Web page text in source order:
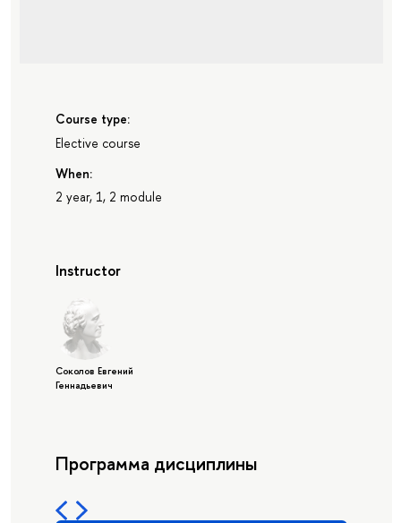
Course type:
Elective course
When:
2 year, 1, 2 module
Instructor
Соколов Евгений
Геннадьевич
Программа дисциплины